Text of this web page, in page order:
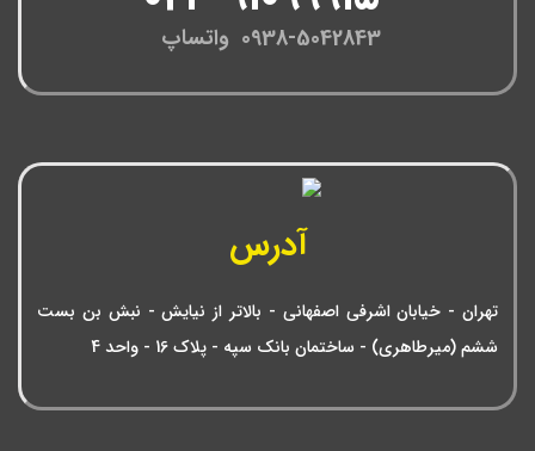
0938-5042843 واتساپ
آدرس
تهران - خیابان اشرفی اصفهانی - بالاتر از نیایش - نبش بن بست
ششم (میرطاهری) - ساختمان بانک سپه - پلاک 16 - واحد 4